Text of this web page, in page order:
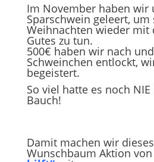
Im November haben wir
Sparschwein geleert, um
Weihnachten wieder mit
Gutes zu tun.
500€ haben wir nach
Schweinchen entlockt,
begeistert.
So viel hatte es noch
Bauch!
Damit machen wir
Wunschbaum Aktion von